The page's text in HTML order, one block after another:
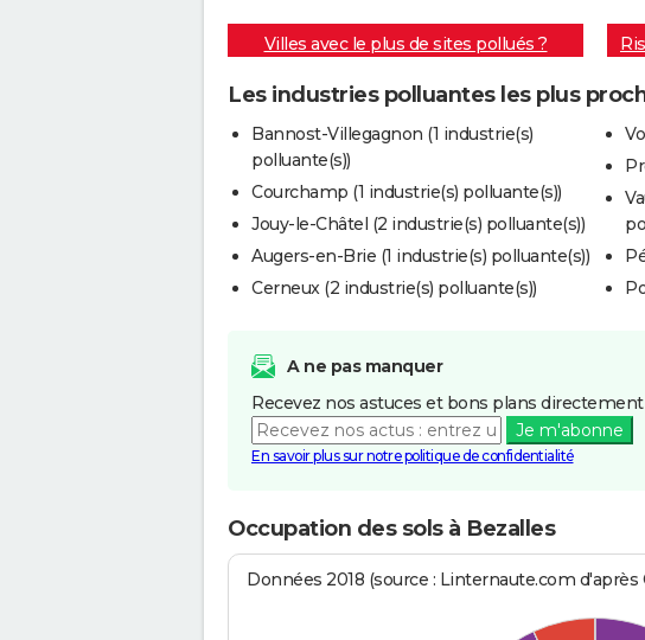
Villes avec le plus de sites pollués ?
Les industries polluantes les plus
Bannost-Villegagnon (1 industrie(s)
polluante(s))
Courchamp (1 industrie(s) polluante(s))
Jouy-le-Châtel (2 industrie(s) polluante(s))
Augers-en-Brie (1 industrie(s) polluante(s))
Cerneux (2 industrie(s) polluante(s))
A ne pas manquer
Recevez nos astuces et bons plans
Je m'abonne
En savoir plus sur notre politique de confidentialité
Occupation des sols à Bezalles
Données 2018 (source : Linternaute.com d'après